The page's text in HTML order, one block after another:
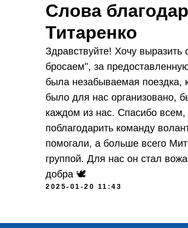
Слова
Титаренко
Здравствуйте! Хочу
бросаем", за
была незабываемая поездка,
было для нас организовано,
каждом из нас. Спасибо всем,
поблагодарить команду
помогали, а больше всего
группой. Для нас он стал
добра 🕊️
2025-01-20 11:43